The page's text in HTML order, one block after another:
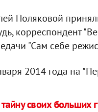
Поляковой
корреспондент
"Сам себе
2014 года на
своих больших